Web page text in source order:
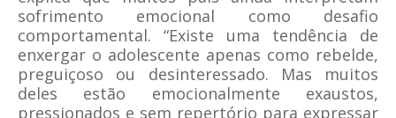
sofrimento emocional como desafio
comportamental. “Existe uma tendência de
enxergar o adolescente apenas como rebelde,
preguiçoso ou desinteressado. Mas muitos
deles estão emocionalmente exaustos,
pressionados e sem repertório para expressar